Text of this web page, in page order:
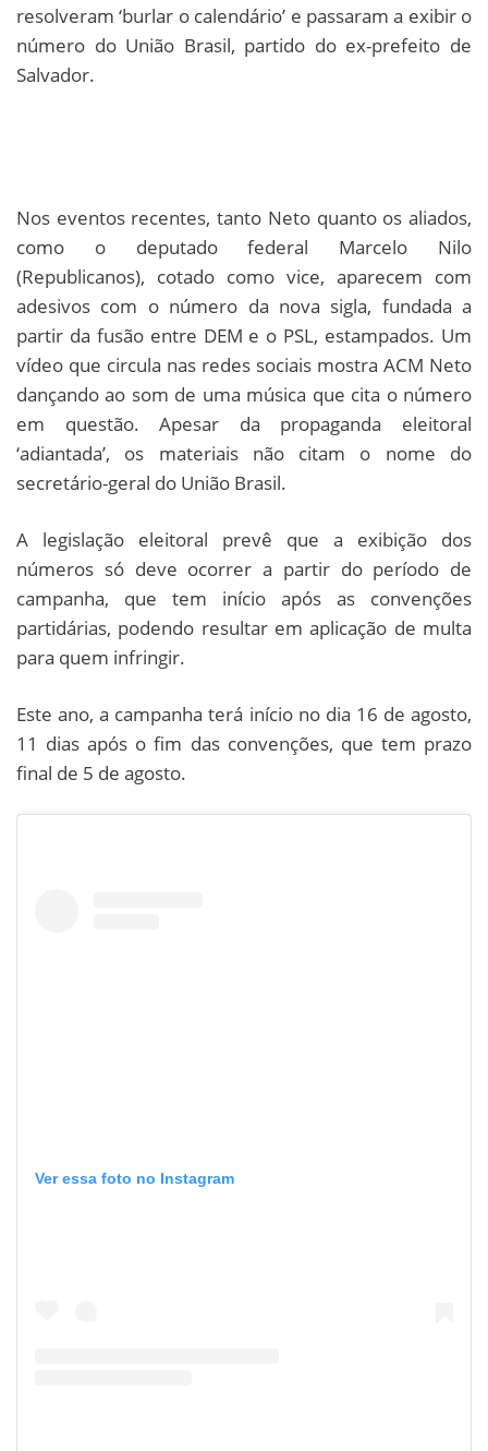
resolveram ‘burlar o calendário’ e passaram a exibir o
número do União Brasil, partido do ex-prefeito de
Salvador.
Nos eventos recentes, tanto Neto quanto os aliados,
como o deputado federal Marcelo Nilo
(Republicanos), cotado como vice, aparecem com
adesivos com o número da nova sigla, fundada a
partir da fusão entre DEM e o PSL, estampados. Um
vídeo que circula nas redes sociais mostra ACM Neto
dançando ao som de uma música que cita o número
em questão. Apesar da propaganda eleitoral
‘adiantada’, os materiais não citam o nome do
secretário-geral do União Brasil.
A legislação eleitoral prevê que a exibição dos
números só deve ocorrer a partir do período de
campanha, que tem início após as convenções
partidárias, podendo resultar em aplicação de multa
para quem infringir.
Este ano, a campanha terá início no dia 16 de agosto,
11 dias após o fim das convenções, que tem prazo
final de 5 de agosto.
Ver essa foto no Instagram